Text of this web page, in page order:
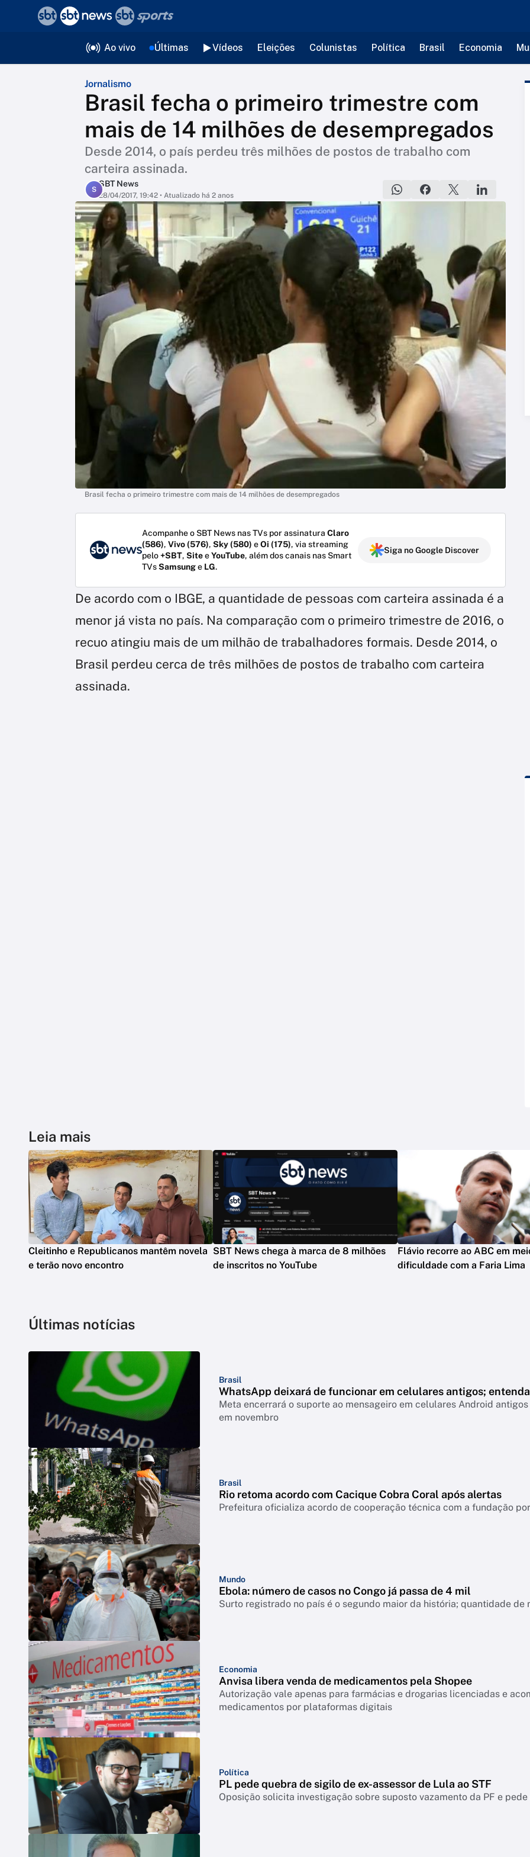
Ao vivo Últimas Vídeos Eleições Colunistas Política Brasil Economia
Jornalismo
Brasil fecha o primeiro trimestre com
mais de 14 milhões de desempregados
Desde 2014, o país perdeu três milhões de postos de trabalho com
carteira assinada.
S
SBT News
28/04/2017, 19:42 • Atualizado há 2 anos
Brasil fecha o primeiro trimestre com mais de 14 milhões de desempregados
Acompanhe o SBT News nas TVs por assinatura Claro
(586), Vivo (576), Sky (580) eOi (175), via streaming
pelo+SBT, SiteeYouTube, além dos canais nas Smart
TVsSamsunge LG.
Siga no Google Discover
De acordo com o IBGE, a quantidade de pessoas com carteira assinada é a
menor já vista no país. Na comparação com o primeiro trimestre de 2016, o
recuo atingiu mais de um milhão de trabalhadores formais. Desde 2014, o
Brasil perdeu cerca de três milhões de postos de trabalho com carteira
assinada.
Leia mais
Cleitinho e Republicanos mantêm novela
e terão novo encontro
SBT News chega à marca de 8 milhões
de inscritos no YouTube
Flávio recorre ao ABC em
dificuldade com a Faria Lima
Últimas notícias
Brasil
WhatsApp deixará de funcionar em celulares antigos; entenda
Meta encerrará o suporte ao mensageiro em celulares Android
em novembro
Brasil
Rio retoma acordo com Cacique Cobra Coral após alertas
Prefeitura oficializa acordo de cooperação técnica com a fundação
Mundo
Ebola: número de casos no Congo já passa de 4 mil
Surto registrado no país é o segundo maior da história; quantidade de
Economia
Anvisa libera venda de medicamentos pela Shopee
Autorização vale apenas para farmácias e drogarias licenciadas e
medicamentos por plataformas digitais
Política
PL pede quebra de sigilo de ex-assessor de Lula ao STF
Oposição solicita investigação sobre suposto vazamento da PF e
voltar
Editorias